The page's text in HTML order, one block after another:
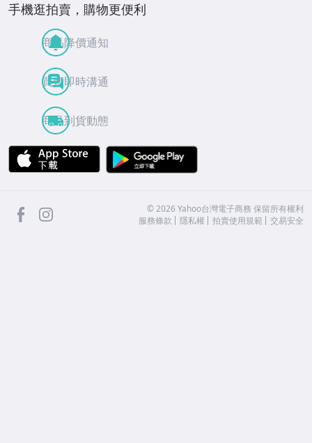
手機逛拍賣，購物更便利
商品降價通知
買賣即時溝通
商品到貨動態
APP Store
facebook ©2026 Yahoo台灣電子商務 保留所有權利
服務條款
隱私權 拍賣使用規範 交易安全